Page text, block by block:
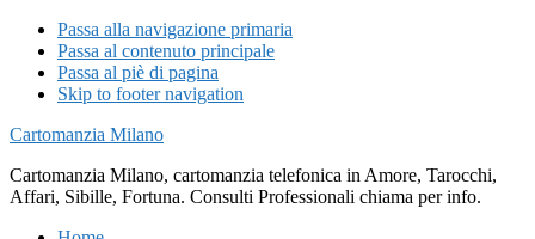
Passa alla navigazione primaria
Passa al contenuto principale
Passa al piè di pagina
Skip to footer navigation
Cartomanzia Milano
Cartomanzia Milano, cartomanzia telefonica in Amore, Tarocchi,
Affari, Sibille, Fortuna. Consulti Professionali chiama per info.